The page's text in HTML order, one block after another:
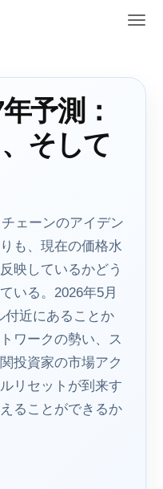
T
予測：
そして
ェーンのアイデン
も、現在の価格水
映しているかどう
いる。2026年5月
付近にあることか
ワークの勢い、ス
投資家の市場アク
リセットが到来す
ることができるか